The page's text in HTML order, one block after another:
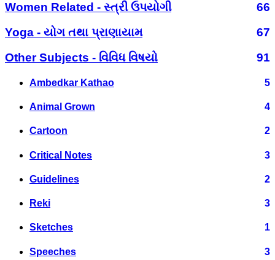
Women Related - સ્ત્રી ઉપયોગી
66
Yoga - યોગ તથા પ્રાણાયામ
67
Other Subjects - વિવિધ વિષયો
91
Ambedkar Kathao 5
Animal Grown 4
Cartoon 2
Critical Notes 3
Guidelines 2
Reki 3
Sketches 1
Speeches 3